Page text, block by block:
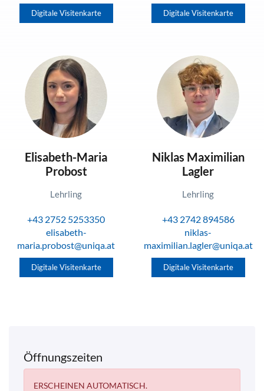
Digitale Visitenkarte Digitale Visitenkarte
Elisabeth-Maria
Probost
Lehrling
+43 2752 5253350
elisabeth-
maria.probost@uniqa.at
Digitale Visitenkarte
Niklas Maximilian
Lagler
Lehrling
+43 2742 894586
niklas-
maximilian.lagler@uniqa.at
Digitale Visitenkarte
Öffnungszeiten
ERSCHEINEN AUTOMATISCH.